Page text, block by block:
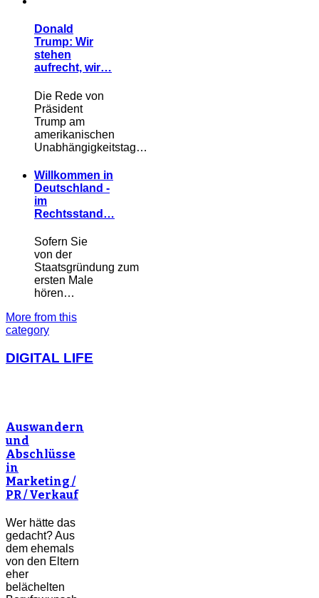
Donald
Trump: Wir
stehen
aufrecht, wir…
Die Rede von
Präsident
Trump am
amerikanischen
Unabhängigkeitstag…
Willkommen in
Deutschland -
im
Rechtsstand…
Sofern Sie
von der
Staatsgründung zum
ersten Male
hören…
More from this
category
DIGITAL LIFE
Auswandern
und
Abschlüsse
in
Marketing /
PR / Verkauf
Wer hätte das
gedacht? Aus
dem ehemals
von den Eltern
eher
belächelten